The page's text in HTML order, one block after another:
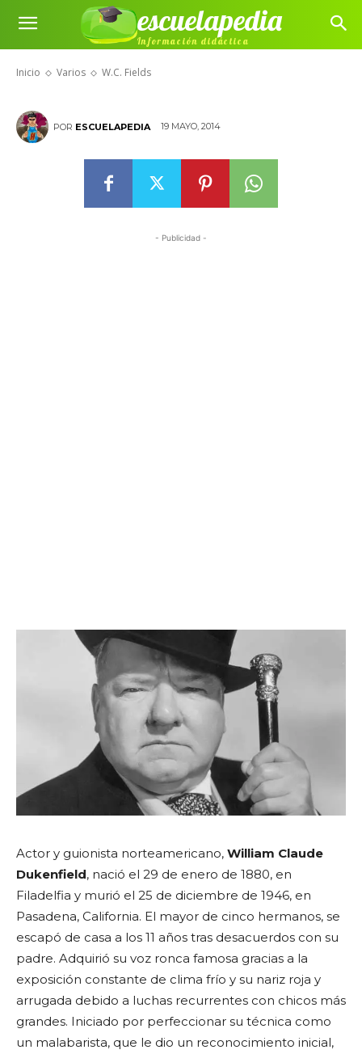
escuelapedia
Información didáctica
Inicio Varios W.C. Fields
W.C. Fields
POR ESCUELAPEDIA 19 MAYO, 2014
- Publicidad -
Actor y guionista norteamericano, William Claude
Dukenfield, nació el 29 de enero de 1880, en
Filadelfia y murió el 25 de diciembre de 1946, en
Pasadena, California. El mayor de cinco hermanos, se
escapó de casa a los 11 años tras desacuerdos con su
padre. Adquirió su voz ronca famosa gracias a la
exposición constante de clima frío y su nariz roja y
arrugada debido a luchas recurrentes con chicos más
grandes. Iniciado por perfeccionar su técnica como
un malabarista, que le dio un reconocimiento inicial,